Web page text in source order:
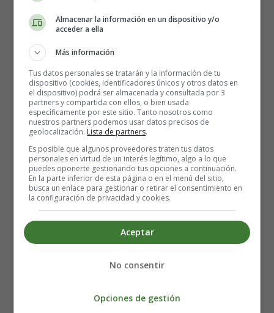
fryer
Los ingredientes que necesitas son:
1 huevo grande
1 cucharadita de miel cruda – Omite en caso de dieta
baja en hidratos o keto
1 taza de pan rallado – Sustituye por
torrezno/chicharrón molido para hacerlo keto
amigable
½ taza de queso parmesano rallado
12 lanzas de espárragos, recortadas
¼ taza de mostaza
1 pizca de pimienta de cayena
Elaboración de los Espárragos fritos
Almacenar la información en un dispositivo y/o
acceder a ella
Más información
Tus datos personales se tratarán y la información de tu
dispositivo (cookies, identificadores únicos y otros datos en
el dispositivo) podrá ser almacenada y consultada por 3
partners y compartida con ellos, o bien usada
específicamente por este sitio. Tanto nosotros como
nuestros partners podemos usar datos precisos de
geolocalización. Lista de partners.
Es posible que algunos proveedores traten tus datos
personales en virtud de un interés legítimo, algo a lo que
puedes oponerte gestionando tus opciones a continuación.
En la parte inferior de esta página o en el menú del sitio,
busca un enlace para gestionar o retirar el consentimiento en
la configuración de privacidad y cookies.
Aceptar
No consentir
Opciones de gestión